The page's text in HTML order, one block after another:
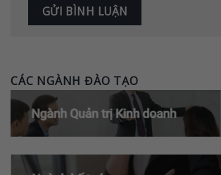
CÁC NGÀNH ĐÀO TẠO